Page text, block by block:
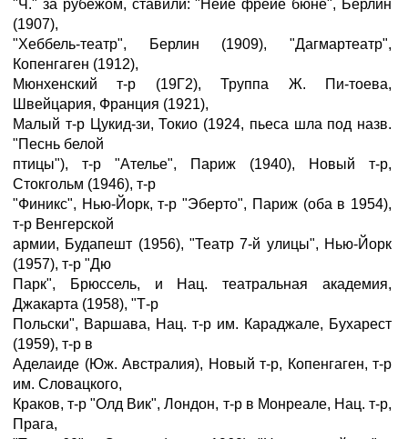
"Ч." за рубежом, ставили: "Нейе фрейе бюне", Берлин
(1907),
"Хеббель-театр", Берлин (1909), "Дагмартеатр",
Копенгаген (1912),
Мюнхенский т-р (19Г2), Труппа Ж. Пи-тоева,
Швейцария, Франция (1921),
Малый т-р Цукид-зи, Токио (1924, пьеса шла под назв.
"Песнь белой
птицы"), т-р "Ателье", Париж (1940), Новый т-р,
Стокгольм (1946), т-р
"Финикс", Нью-Йорк, т-р "Эберто", Париж (оба в 1954),
т-р Венгерской
армии, Будапешт (1956), "Театр 7-й улицы", Нью-Йорк
(1957), т-р "Дю
Парк", Брюссель, и Нац. театральная академия,
Джакарта (1958), "Т-р
Польски", Варшава, Нац. т-р им. Караджале, Бухарест
(1959), т-р в
Аделаиде (Юж. Австралия), Новый т-р, Копенгаген, т-р
им. Словацкого,
Краков, т-р "Олд Вик", Лондон, т-р в Монреале, Нац. т-р,
Прага,